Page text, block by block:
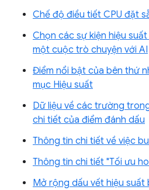
Chế độ điều tiết CPU đặt
Chọn các sự kiện hiệu
một cuộc trò chuyện với AI
Điểm nổi bật của bên thứ
mục Hiệu suất
Dữ liệu về các trường
chi tiết của điểm đánh dấu
Thông tin chi tiết về việc
Thông tin chi tiết "Tối ưu
Mở rộng dấu vết hiệu suất